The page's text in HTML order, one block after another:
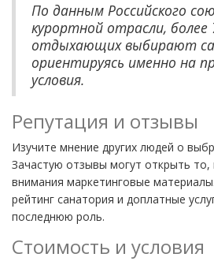
По данным Российского
курортной отрасли, более
отдыхающих выбирают
ориентируясь именно на
условия.
Репутация и отзывы
Изучите мнение других людей о
Зачастую отзывы могут открыть то,
внимания маркетинговые
рейтинг санатория и доплатные
последнюю роль.
Стоимость и условия